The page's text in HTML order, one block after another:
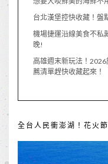
台北漢堡控快收藏！盤
機場捷運沿線美食不私
晚!
高雄週末新玩法！
薦清單趕快收藏起來！
全台人民衝澎湖！花火